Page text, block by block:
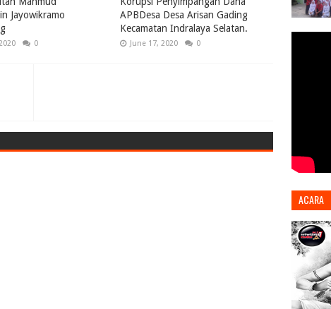
Jayowikramo
0
APBDesa Desa Arisan Gading
Kecamatan Indralaya Selatan.
June 17, 2020 0
ACARA